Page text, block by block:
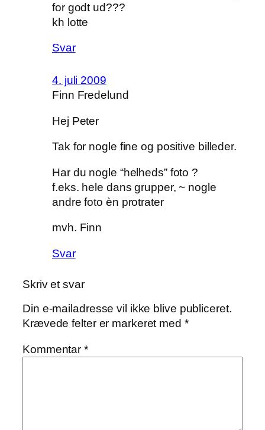
for godt ud???
kh lotte
Svar
4. juli 2009
Finn Fredelund
Hej Peter
Tak for nogle fine og positive billeder.
Har du nogle “helheds” foto ?
f.eks. hele dans grupper, ~ nogle
andre foto èn protrater
mvh. Finn
Svar
Skriv et svar
Din e-mailadresse vil ikke blive publiceret.
Krævede felter er markeret med *
Kommentar*